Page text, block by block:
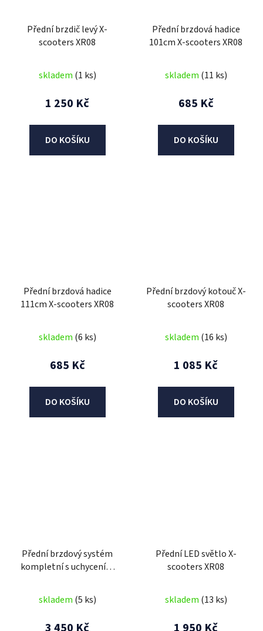
Přední brzdič levý X-
scooters XR08
skladem (1 ks)
1 250 Kč
DO KOŠÍKU
Přední brzdová hadice
101cm X-scooters XR08
skladem (11 ks)
685 Kč
DO KOŠÍKU
Přední brzdová hadice
111cm X-scooters XR08
skladem (6 ks)
685 Kč
DO KOŠÍKU
Přední brzdový kotouč X-
scooters XR08
skladem (16 ks)
1 085 Kč
DO KOŠÍKU
Přední brzdový systém
kompletní s uchycením
skladem (5 ks)
Přední LED světlo X-
scooters XR08
skladem (13 ks)